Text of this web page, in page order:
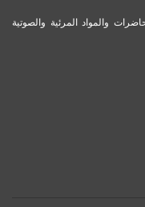
والمواد المرئية والصوتية